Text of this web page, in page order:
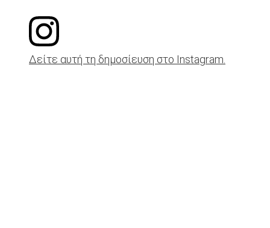
Δείτε αυτή τη δημοσίευση στο Instagram.